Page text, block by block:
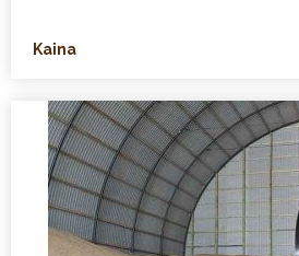
Kaina